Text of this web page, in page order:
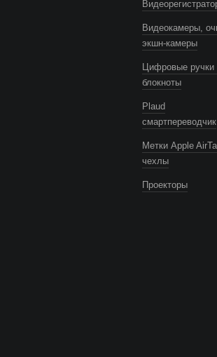
Видеокамеры,
экшн-камеры
Цифровые ручки
блокноты
Plaud
смартпереводчик
Метки Apple
чехлы
Проекторы